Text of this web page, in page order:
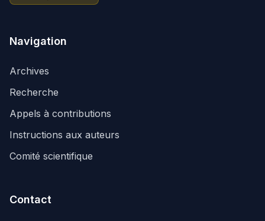
Navigation
Archives
Recherche
Appels à contributions
Instructions aux auteurs
Comité scientifique
Contact